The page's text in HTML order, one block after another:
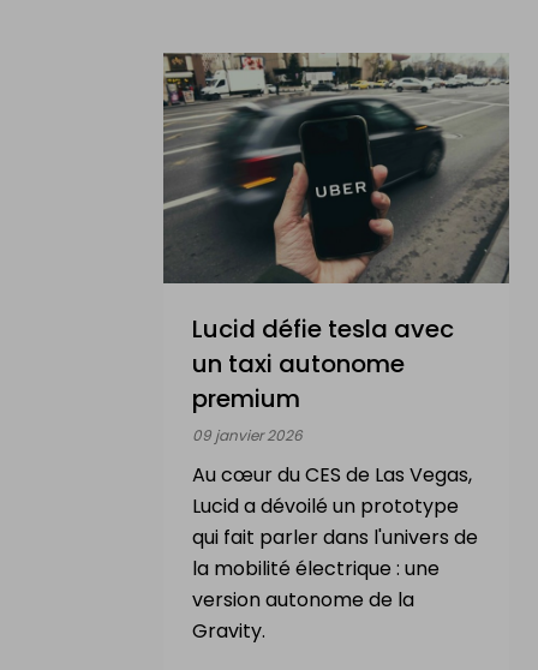
MON PROFIL
Se connecter
EN
Lucid défie tesla avec
un taxi autonome
premium
09 janvier 2026
Au cœur du CES de Las Vegas,
Lucid a dévoilé un prototype
qui fait parler dans l'univers de
la mobilité électrique : une
version autonome de la
Gravity.